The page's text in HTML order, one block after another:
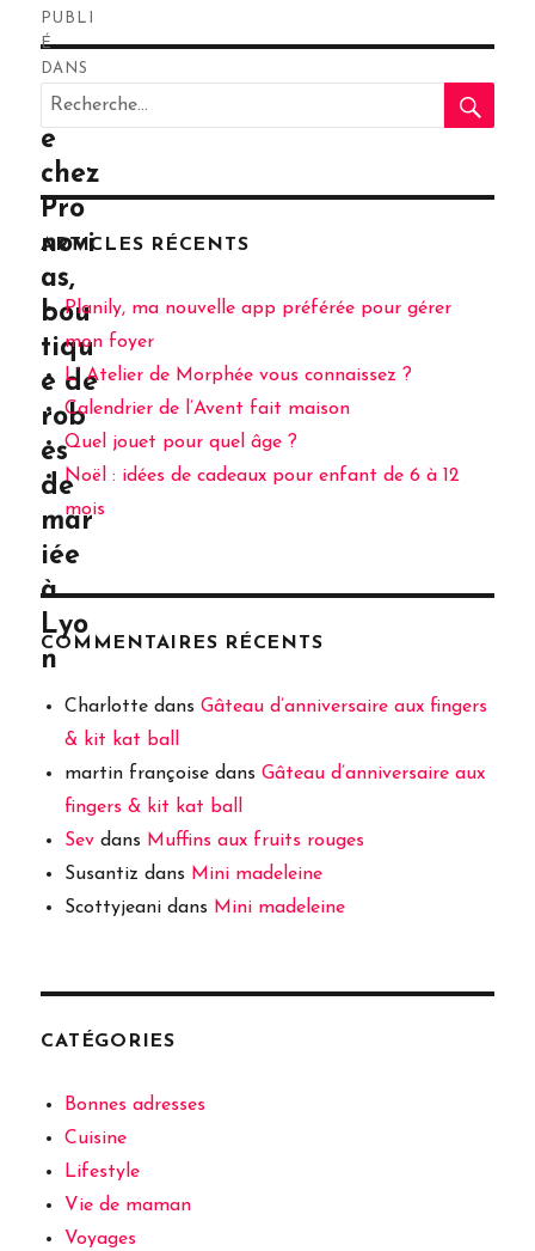
de
l’article
PUBLI
É
DANS
Visit
e
chez
Pro
novi
as,
bou
tiqu
e de
rob
es
de
mar
iée
à
Lyo
n
Recherche
pour
ARTICLES RÉCENTS
Planily, ma nouvelle app préférée pour gérer
mon foyer
L’ Atelier de Morphée vous connaissez ?
Calendrier de l’Avent fait maison
Quel jouet pour quel âge ?
Noël : idées de cadeaux pour enfant de 6 à 12
mois
COMMENTAIRES RÉCENTS
Charlotte dansGâteau d’anniversaire aux fingers
& kit kat ball
martin françoise dansGâteau d’anniversaire aux
fingers & kit kat ball
Sev dans Muffins aux fruits rouges
Susantiz dans Mini madeleine
Scottyjeani dans Mini madeleine
CATÉGORIES
Bonnes adresses
Cuisine
Lifestyle
Vie de maman
Voyages